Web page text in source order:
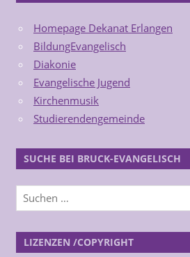
Homepage Dekanat Erlangen
BildungEvangelisch
Diakonie
Evangelische Jugend
Kirchenmusik
Studierendengemeinde
SUCHE BEI BRUCK-EVANGELISCH
LIZENZEN /COPYRIGHT